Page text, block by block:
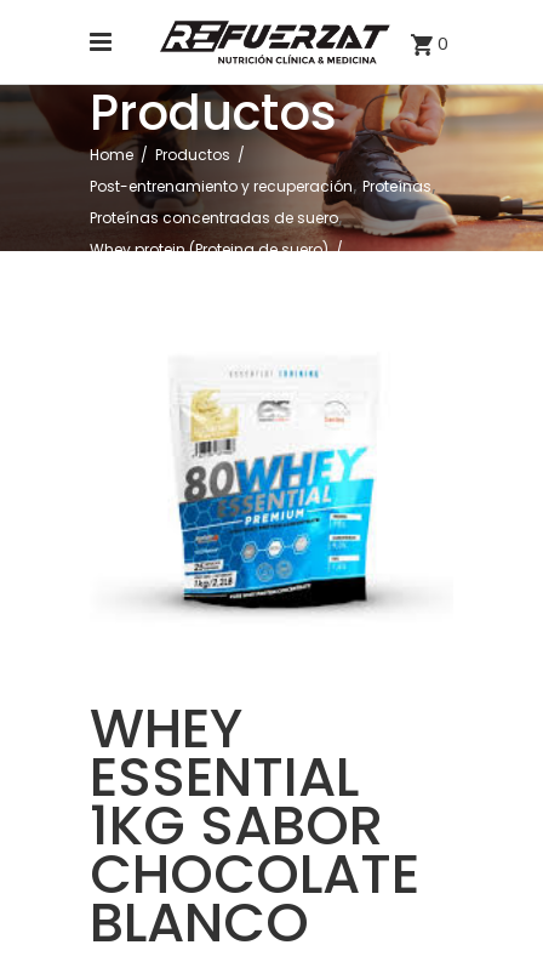
0
Productos
Home / Productos /
Post-entrenamiento y recuperación, Proteínas,
Proteínas concentradas de suero,
Whey protein (Proteina de suero)/
WHEY
ESSENTIAL
1KG SABOR
CHOCOLATE
BLANCO